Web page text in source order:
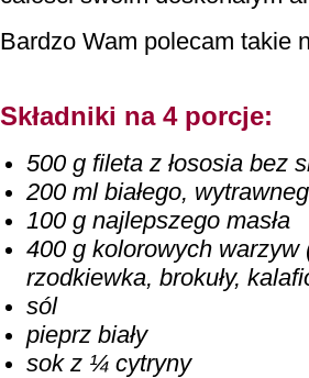
Bardzo Wam polecam takie
Składniki na 4 porcje:
500 g fileta z łososia bez
200 ml białego,
100 g najlepszego masła
400 g kolorowych
rzodkiewka, brokuły,
sól
pieprz biały
sok z ¼ cytryny